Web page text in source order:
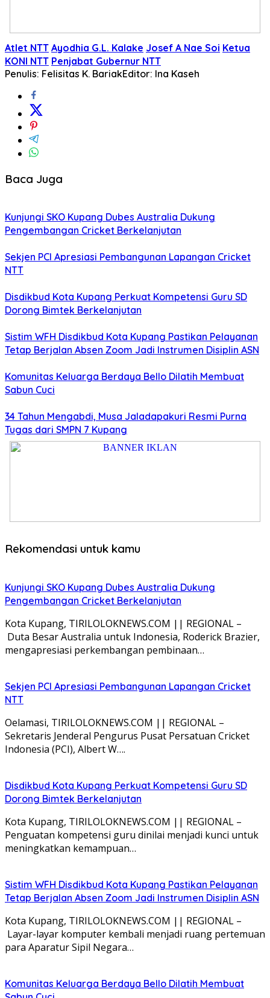
Atlet NTT Ayodhia G.L. Kalake Josef A Nae Soi Ketua
KONI NTT Penjabat Gubernur NTT
Penulis: Felisitas K. BariakEditor: Ina Kaseh
Baca Juga
Kunjungi SKO Kupang Dubes Australia Dukung
Pengembangan Cricket Berkelanjutan
Sekjen PCI Apresiasi Pembangunan Lapangan Cricket
NTT
Disdikbud Kota Kupang Perkuat Kompetensi Guru SD
Dorong Bimtek Berkelanjutan
Sistim WFH Disdikbud Kota Kupang Pastikan Pelayanan
Tetap Berjalan Absen Zoom Jadi Instrumen Disiplin ASN
Komunitas Keluarga Berdaya Bello Dilatih Membuat
Sabun Cuci
34 Tahun Mengabdi, Musa Jaladapakuri Resmi Purna
Tugas dari SMPN 7 Kupang
Rekomendasi untuk kamu
Kunjungi SKO Kupang Dubes Australia Dukung
Pengembangan Cricket Berkelanjutan
Kota Kupang, TIRILOLOKNEWS.COM || REGIONAL –
Duta Besar Australia untuk Indonesia, Roderick Brazier,
mengapresiasi perkembangan pembinaan…
Sekjen PCI Apresiasi Pembangunan Lapangan Cricket
NTT
Oelamasi, TIRILOLOKNEWS.COM || REGIONAL –
Sekretaris Jenderal Pengurus Pusat Persatuan Cricket
Indonesia (PCI), Albert W….
Disdikbud Kota Kupang Perkuat Kompetensi Guru SD
Dorong Bimtek Berkelanjutan
Kota Kupang, TIRILOLOKNEWS.COM || REGIONAL –
Penguatan kompetensi guru dinilai menjadi kunci untuk
meningkatkan kemampuan…
Sistim WFH Disdikbud Kota Kupang Pastikan Pelayanan
Tetap Berjalan Absen Zoom Jadi Instrumen Disiplin ASN
Kota Kupang, TIRILOLOKNEWS.COM || REGIONAL –
Layar-layar komputer kembali menjadi ruang pertemuan
para Aparatur Sipil Negara…
Komunitas Keluarga Berdaya Bello Dilatih Membuat